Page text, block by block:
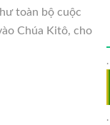
toàn bộ cuộc
Chúa Kitô, cho
.
.